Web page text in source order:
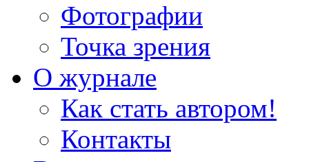
Фотографии
Точка зрения
О журнале
Как стать автором!
Контакты